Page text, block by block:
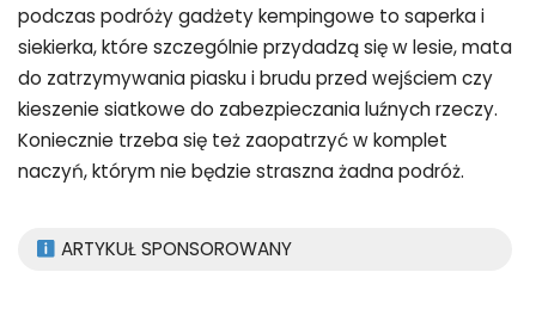
podczas podróży gadżety kempingowe to saperka i
siekierka, które szczególnie przydadzą się w lesie, mata
do zatrzymywania piasku i brudu przed wejściem czy
kieszenie siatkowe do zabezpieczania luźnych rzeczy.
Koniecznie trzeba się też zaopatrzyć w komplet
naczyń, którym nie będzie straszna żadna podróż.
ARTYKUŁ SPONSOROWANY